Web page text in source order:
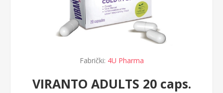
Fabrički: 4U Pharma
VIRANTO ADULTS 20 caps.